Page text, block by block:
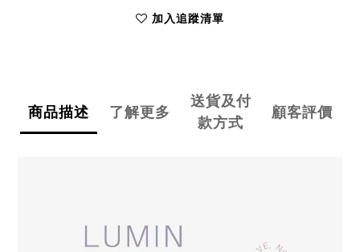
加入追蹤清單
商品描述 了解更多
送貨及付
款方式
顧客評價